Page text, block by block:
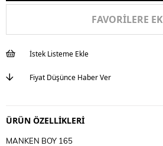
FAVORILERE
İstek Listeme Ekle
Fiyat Düşünce Haber Ver
ÜRÜN ÖZELLIKLERI
MANKEN BOY 165